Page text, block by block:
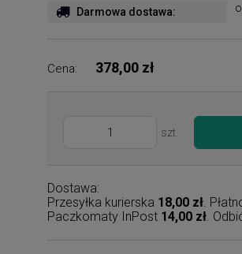
Darmowa dostawa:
Cena: 378,00 zł
szt.
Dostawa:
Przesyłka kurierska 18,00 zł.
Paczkomaty InPost 14,00 zł.